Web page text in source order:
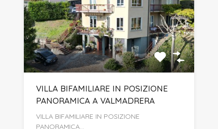
VILLA BIFAMILIARE IN POSIZIONE
PANORAMICA A VALMADRERA
VILLA BIFAMILIARE IN POSIZIONE
PANORAMICA…